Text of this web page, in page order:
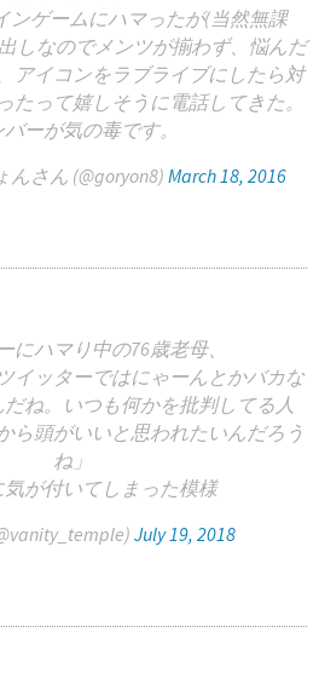
ンゲームにハマったが(当然無課
しなのでメンツが揃わず、悩んだ
アイコンをラブライブにしたら対
たって嬉しそうに電話してきた。
バーが気の毒です。
さん (@goryon8) March 18, 2016
にハマり中の76歳老母、
イッターではにゃーんとかバカな
ね。いつも何かを批判してる人
ら頭がいいと思われたいんだろう
ね」
気が付いてしまった模様
July 19, 2018